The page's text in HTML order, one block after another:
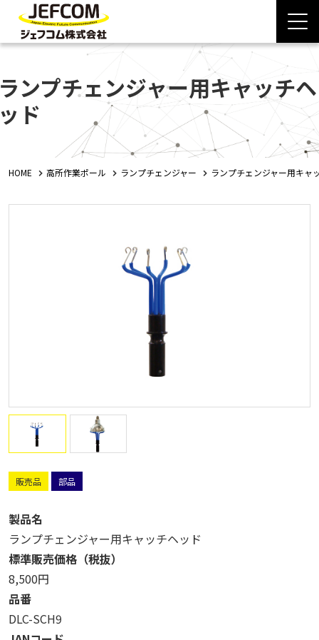
ンプチェンジャー用キャッチヘ
ド
HOME 高所作業ポール ランプチェンジャー ランプチェンジャー用キャ
販売品 部品
製品名
ランプチェンジャー用キャッチヘッド
標準販売価格（税抜）
8,500円
品番
DLC-SCH9